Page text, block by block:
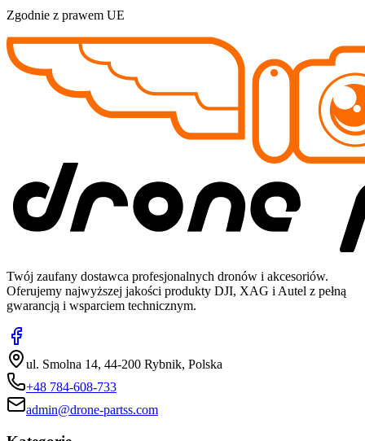
Zgodnie z prawem UE
Twój zaufany dostawca profesjonalnych dronów i akcesoriów.
Oferujemy najwyższej jakości produkty DJI, XAG i Autel z pełną
gwarancją i wsparciem technicznym.
ul. Smolna 14, 44-200 Rybnik, Polska
+48 784-608-733
admin@drone-partss.com